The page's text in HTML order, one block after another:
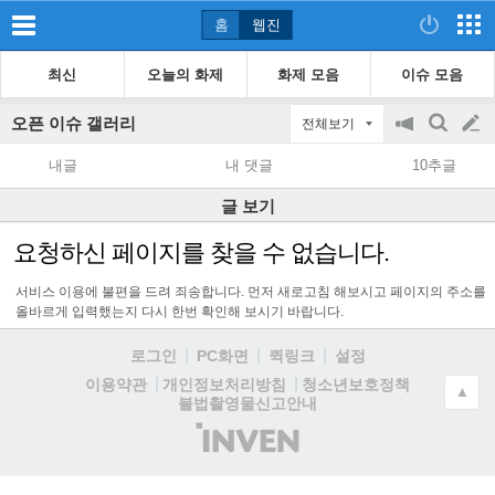
홈 웹진
최신 오늘의 화제 화제 모음 이슈 모음
오픈 이슈 갤러리 전체보기
공
지
on/off
검
색
글
쓰
기
내글 내 댓글 10추글
글 보기
요청하신 페이지를 찾을 수 없습니다.
서비스 이용에 불편을 드려 죄송합니다. 먼저 새로고침 해보시고 페이지의 주소를
올바르게 입력했는지 다시 한번 확인해 보시기 바랍니다.
로그인 PC화면 퀵링크
설정
이용약관
개인정보처리방침
청소년보호정책
불법촬영물신고안내
(주)
인
▲